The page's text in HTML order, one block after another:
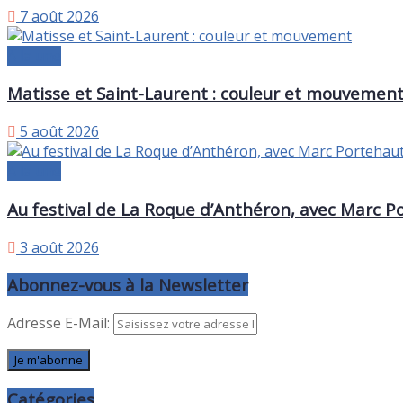
7 août 2026
Matisse et Saint-Laurent : couleur et mouvement
5 août 2026
Au festival de La Roque d’Anthéron, avec Marc
3 août 2026
Abonnez-vous à la Newsletter
Adresse E-Mail: